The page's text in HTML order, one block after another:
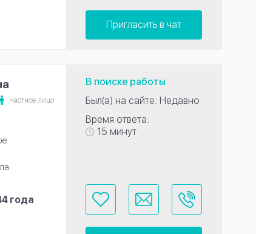
Пригласить в чат
Частное лицо
года
В поиске работы
Был(а) на сайте: Недавно
Время ответа:
15 минут